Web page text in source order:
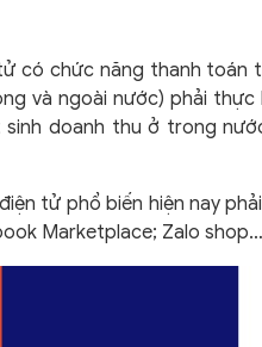
có chức năng thanh
và ngoài nước) phải
doanh thu ở trong
tử phổ biến hiện nay
Marketplace; Zalo shop…